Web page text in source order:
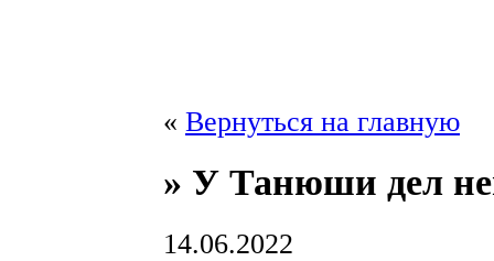
« Вернуться на главную
» У Танюши дел
14.06.2022